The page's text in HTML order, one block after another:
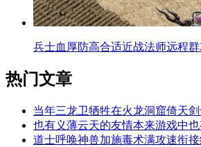
兵士血厚防高合适近战法师远程群
热门文章
当年三龙卫牺牲在火龙洞窟倚天
也有义薄云天的友情本来游戏中
道士呼唤神兽加施毒术满攻速衔